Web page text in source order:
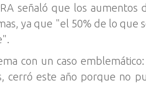
señaló que los
ya que "el 50% de lo
con un caso
cerró este año porque no